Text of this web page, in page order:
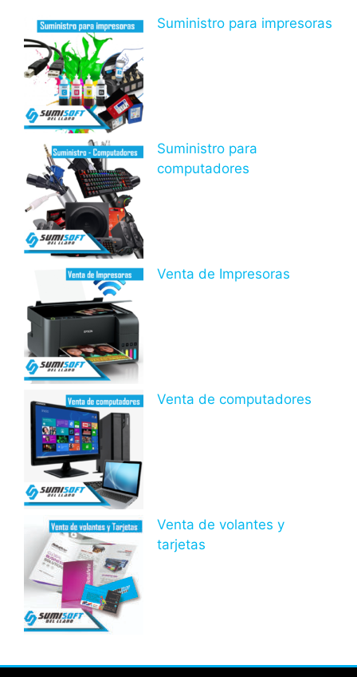
Suministro para impresoras
Suministro para
computadores
Venta de Impresoras
Venta de computadores
Venta de volantes y
tarjetas